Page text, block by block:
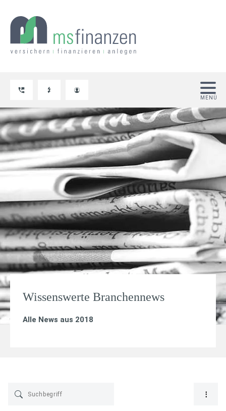
Wissenswerte Branchennews
Alle News aus 2018